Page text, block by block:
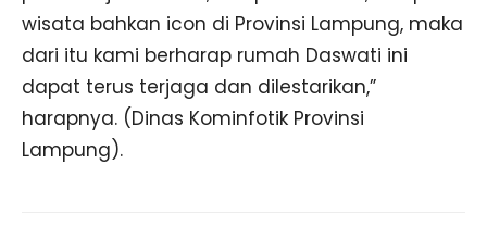
wisata bahkan icon di Provinsi Lampung, maka
dari itu kami berharap rumah Daswati ini
dapat terus terjaga dan dilestarikan,”
harapnya. (Dinas Kominfotik Provinsi
Lampung).